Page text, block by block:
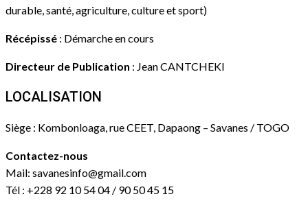
durable, santé, agriculture, culture et sport)
Récépissé : Démarche en cours
Directeur de Publication : Jean CANTCHEKI
LOCALISATION
Siège : Kombonloaga, rue CEET, Dapaong – Savanes / TOGO
Contactez-nous
Mail: savanesinfo@gmail.com
Tél : +228 92 10 54 04 / 90 50 45 15